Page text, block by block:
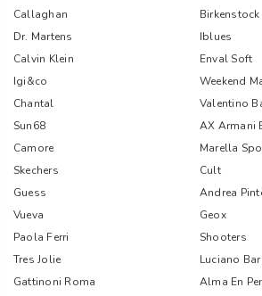
Callaghan
Birkenstock
Dr. Martens
Iblues
Calvin Klein
Enval Soft
Igi&co
Weekend
Chantal
Valentino
Sun68
AX Armani
Camore
Marella
Skechers
Cult
Guess
Andrea
Vueva
Geox
Paola Ferri
Shooters
Tres Jolie
Luciano
Gattinoni Roma
Alma En